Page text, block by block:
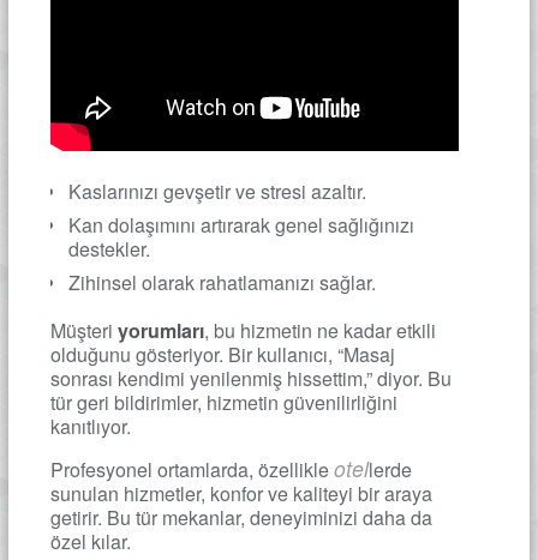
Kaslarınızı gevşetir ve stresi azaltır.
Kan dolaşımını artırarak genel sağlığınızı
destekler.
Zihinsel olarak rahatlamanızı sağlar.
Müşteri yorumları, bu hizmetin ne kadar etkili
olduğunu gösteriyor. Bir kullanıcı, “Masaj
sonrası kendimi yenilenmiş hissettim,” diyor. Bu
tür geri bildirimler, hizmetin güvenilirliğini
kanıtlıyor.
Profesyonel ortamlarda, özellikleotellerde
sunulan hizmetler, konfor ve kaliteyi bir araya
getirir. Bu tür mekanlar, deneyiminizi daha da
özel kılar.